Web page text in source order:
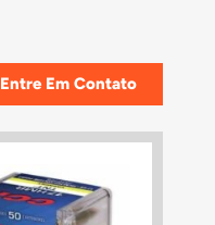
Entre Em Contato